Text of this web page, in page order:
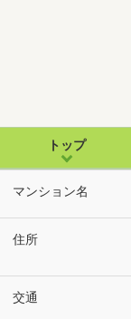
トップ
マンション名
住所
交通